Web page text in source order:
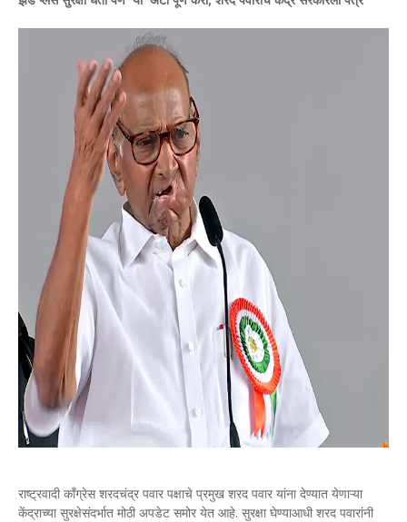
राष्ट्रवादी काँग्रेस शरदचंद्र पवार पक्षाचे प्रमुख शरद पवार यांना देण्यात येणाऱ्या
केंद्राच्या सुरक्षेसंदर्भात मोठी अपडेट समोर येत आहे. सुरक्षा घेण्याआधी शरद पवारांनी